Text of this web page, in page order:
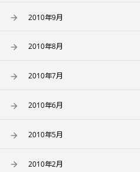
2010年9月
2010年8月
2010年7月
2010年6月
2010年5月
2010年2月